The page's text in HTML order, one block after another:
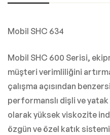
Mobil SHC 634
Mobil SHC 600 Serisi,
müşteri verimliliğini
çalışma açısından
performanslı dişli ve
olarak yüksek viskozite
özgün ve özel katık